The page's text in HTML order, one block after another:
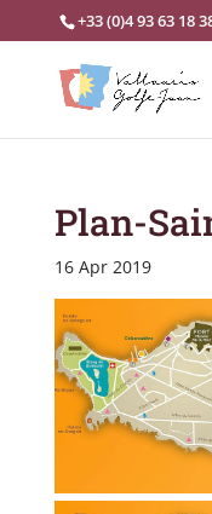
+33 (0)4 93 63 18
Plan-
16 Apr 2019